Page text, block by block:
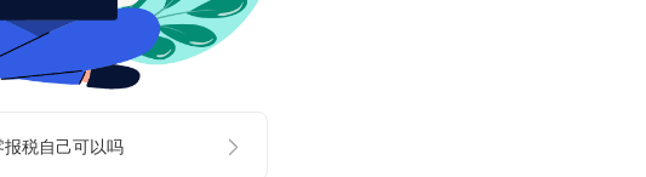
报税自己可以吗